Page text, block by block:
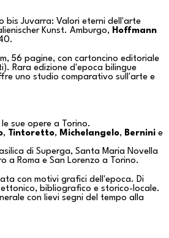
bis Juvarra: Valori eterni dell'arte
Kunst. Amburgo, Hoffmann
56 pagine, con cartoncino editoriale
Rara edizione d'epoca bilingue
uno studio comparativo sull'arte e
le sue opere a Torino.
, Tintoretto, Michelangelo, Bernini e
di Superga, Santa Maria Novella
a Roma e San Lorenzo a Torino.
con motivi grafici dell'epoca. Di
bibliografico e storico-locale.
con lievi segni del tempo alla